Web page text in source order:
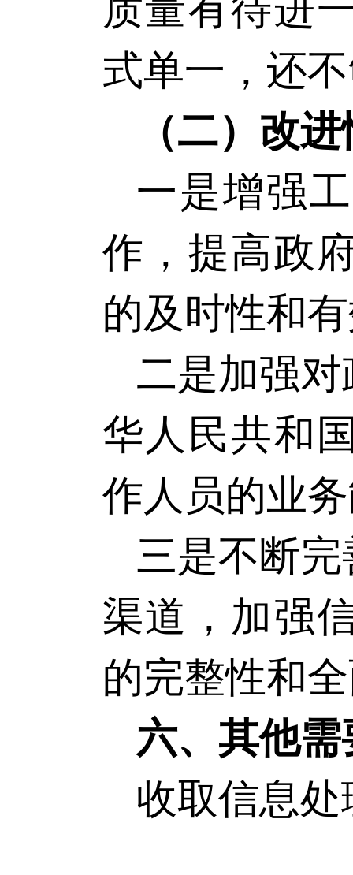
质量有待进
式单一，还
（二）改
一是增强
作，提高政
的及时性和
二是加强
华人民共和
作人员的业
三是不断
渠道，加强
的完整性和
六、其他
收取信息